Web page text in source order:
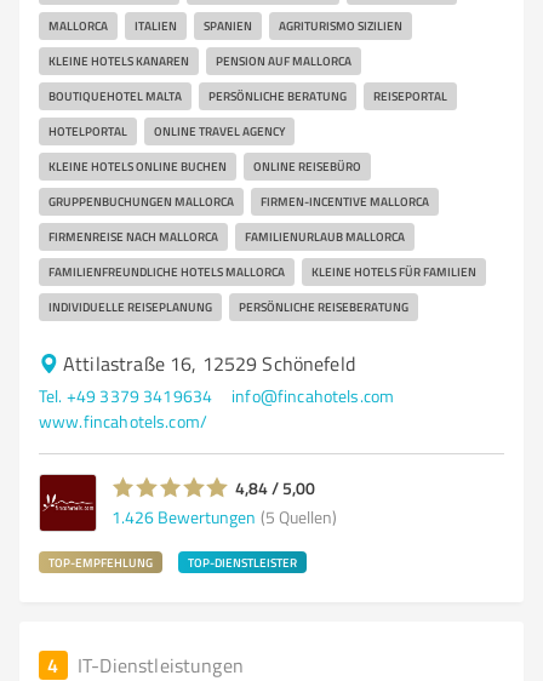
MALLORCA ITALIEN SPANIEN AGRITURISMO SIZILIEN
KLEINE HOTELS KANAREN PENSION AUF MALLORCA
BOUTIQUEHOTEL MALTA PERSÖNLICHE BERATUNG REISEPORTAL
HOTELPORTAL ONLINE TRAVEL AGENCY
KLEINE HOTELS ONLINE BUCHEN ONLINE REISEBÜRO
GRUPPENBUCHUNGEN MALLORCA FIRMEN-INCENTIVE MALLORCA
FIRMENREISE NACH MALLORCA FAMILIENURLAUB MALLORCA
FAMILIENFREUNDLICHE HOTELS MALLORCA KLEINE HOTELS FÜR FAMILIEN
INDIVIDUELLE REISEPLANUNG PERSÖNLICHE REISEBERATUNG
Attilastraße 16, 12529 Schönefeld
Tel. +49 3379 3419634
info@fincahotels.com
www.fincahotels.com/
4,84 / 5,00
1.426 Bewertungen (5 Quellen)
TOP-EMPFEHLUNG TOP-DIENSTLEISTER
4 IT-Dienstleistungen